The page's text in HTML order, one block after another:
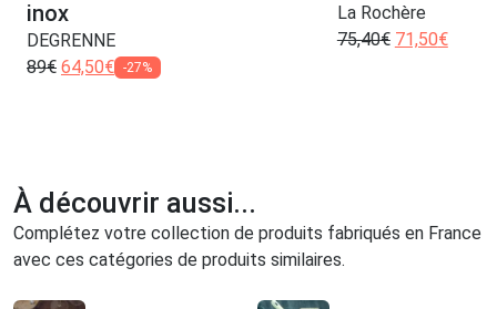
inox
DEGRENNE
89€ 64,50€ -27%
La Rochère
75,40€ 71,50€
À découvrir aussi...
Complétez votre collection de produits fabriqués en France
avec ces catégories de produits similaires.